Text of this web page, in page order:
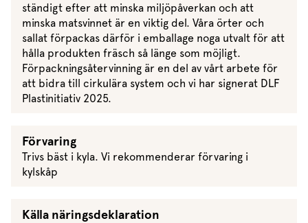
ständigt efter att minska miljöpåverkan och att
minska matsvinnet är en viktig del. Våra örter och
sallat förpackas därför i emballage noga utvalt för att
hålla produkten fräsch så länge som möjligt.
Förpackningsåtervinning är en del av vårt arbete för
att bidra till cirkulära system och vi har signerat DLF
Plastinitiativ 2025.
Förvaring
Trivs bäst i kyla. Vi rekommenderar förvaring i
kylskåp
Källa näringsdeklaration